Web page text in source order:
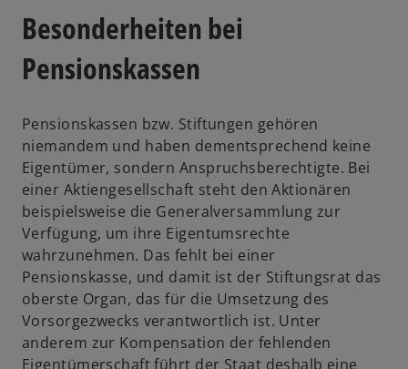
Besonderheiten bei
Pensionskassen
Pensionskassen bzw. Stiftungen gehören
niemandem und haben dementsprechend keine
Eigentümer, sondern Anspruchsberechtigte. Bei
einer Aktiengesellschaft steht den Aktionären
beispielsweise die Generalversammlung zur
Verfügung, um ihre Eigentumsrechte
wahrzunehmen. Das fehlt bei einer
Pensionskasse, und damit ist der Stiftungsrat das
oberste Organ, das für die Umsetzung des
Vorsorgezwecks verantwortlich ist. Unter
anderem zur Kompensation der fehlenden
Eigentümerschaft führt der Staat deshalb eine